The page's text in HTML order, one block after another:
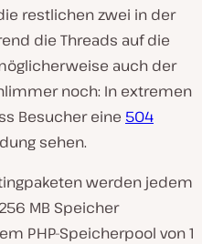
restlichen zwei in der
die Threads auf die
auch der
noch: In extremen
Besucher eine 504
sehen.
werden jedem
MB Speicher
PHP-Speicherpool von 1